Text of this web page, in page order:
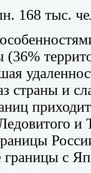
168 тыс.
и
и
границы с